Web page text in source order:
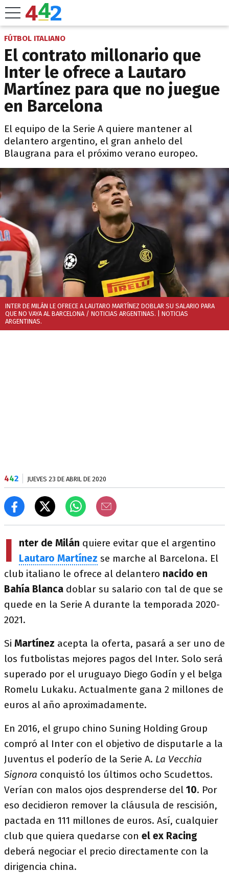
FÚTBOL ITALIANO
El contrato millonario que
Inter le ofrece a Lautaro
Martínez para que no juegue
en Barcelona
El equipo de la Serie A quiere mantener al
delantero argentino, el gran anhelo del
Blaugrana para el próximo verano europeo.
INTER DE MILÁN LE OFRECE A LAUTARO MARTÍNEZ DOBLAR SU SALARIO PARA
QUE NO VAYA AL BARCELONA / NOTICIAS ARGENTINAS. | NOTICIAS
ARGENTINAS.
442 JUEVES 23 DE ABRIL DE 2020
I nter de Milán quiere evitar que el argentino
Lautaro Martínez se marche al Barcelona. El
club italiano le ofrece al delantero nacido en
Bahía Blanca doblar su salario con tal de que se
quede en la Serie A durante la temporada 2020-
2021.
Si Martínez acepta la oferta, pasará a ser uno de
los futbolistas mejores pagos del Inter. Solo será
superado por el uruguayo Diego Godín y el belga
Romelu Lukaku. Actualmente gana 2 millones de
euros al año aproximadamente.
En 2016, el grupo chino Suning Holding Group
compró al Inter con el objetivo de disputarle a la
Juventus el poderío de la Serie A. La Vecchia
Signora conquistó los últimos ocho Scudettos.
Verían con malos ojos desprenderse del 10. Por
eso decidieron remover la cláusula de rescisión,
pactada en 111 millones de euros. Así, cualquier
club que quiera quedarse con el ex Racing
deberá negociar el precio directamente con la
dirigencia china.